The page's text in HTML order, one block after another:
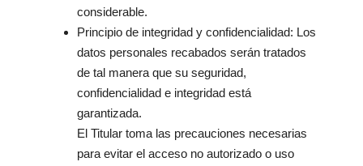
considerable.
Principio de integridad y confidencialidad: Los
datos personales recabados serán tratados
de tal manera que su seguridad,
confidencialidad e integridad está
garantizada.
El Titular toma las precauciones necesarias
para evitar el acceso no autorizado o uso